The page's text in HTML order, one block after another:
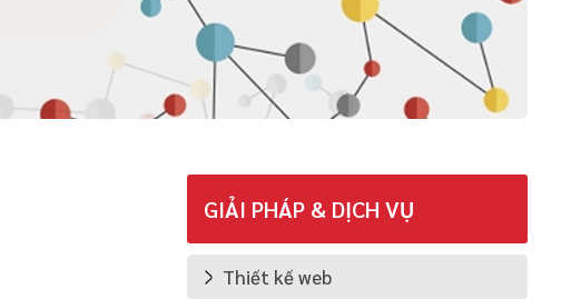
GIẢI PHÁP & DỊCH VỤ
Thiết kế web